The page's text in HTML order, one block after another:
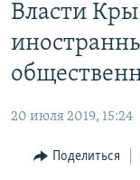
основному
содержанию
Вернутся
главной
Вернутся
СПЕЦПРОЕКТЫ
ГРУЗ 200
11 ЛЕТ
ВОДА
ЕЩЕ
ИНТЕРАКТИВ
РАДІО СВОБОДА
Власти
20 июля 2019, 15:24
Поделиться